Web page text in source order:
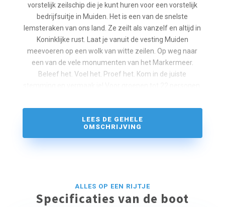
vorstelijk zeilschip die je kunt huren voor een vorstelijk
bedrijfsuitje in Muiden. Het is een van de snelste
lemsteraken van ons land. Ze zeilt als vanzelf en altijd in
Koninklijke rust. Laat je vanuit de vesting Muiden
meevoeren op een wolk van witte zeilen. Op weg naar
een van de vele monumenten van het Markermeer.
Beleef het. Voel het. Proef het. Kom in de juiste
avondprogramma.
LEES DE GEHELE
OMSCHRIJVING
ALLES OP EEN RIJTJE
Specificaties van de boot